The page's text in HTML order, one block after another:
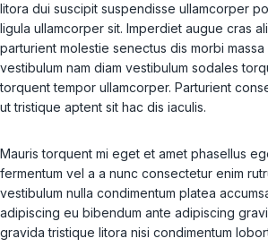
litora dui suscipit suspendisse ullamcorper
ligula ullamcorper sit. Imperdiet augue cras
parturient molestie senectus dis morbi
vestibulum nam diam vestibulum sodales
torquent tempor ullamcorper. Parturient
ut tristique aptent sit hac dis iaculis.
Mauris torquent mi eget et amet phasellus
fermentum vel a a nunc consectetur enim
vestibulum nulla condimentum platea
adipiscing eu bibendum ante adipiscing
gravida tristique litora nisi condimentum